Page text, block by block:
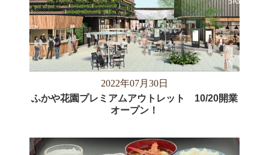
2022年07月30日
ふかや花園プレミアムアウトレット 10/20開業
オープン！